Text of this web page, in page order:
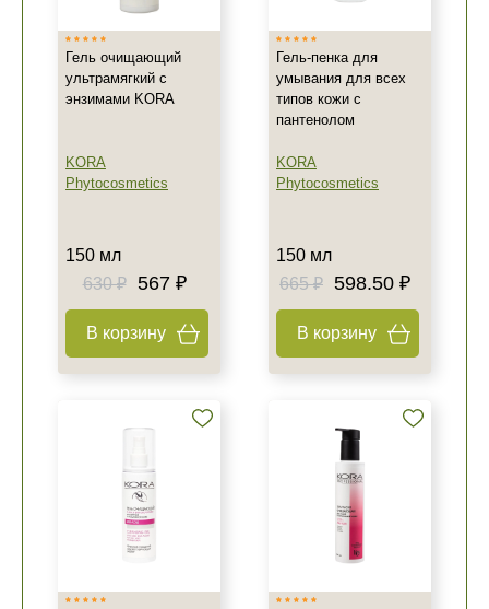
Гель очищающий
ультрамягкий с
энзимами KORA
KORA
Phytocosmetics
150 мл
630 ₽
567 ₽
В корзину
Гель-пенка для
умывания для всех
типов кожи с
пантенолом
KORA
Phytocosmetics
150 мл
665 ₽ 598.50 ₽
В корзину